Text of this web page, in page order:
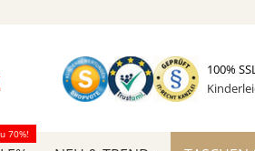
100%
70%!